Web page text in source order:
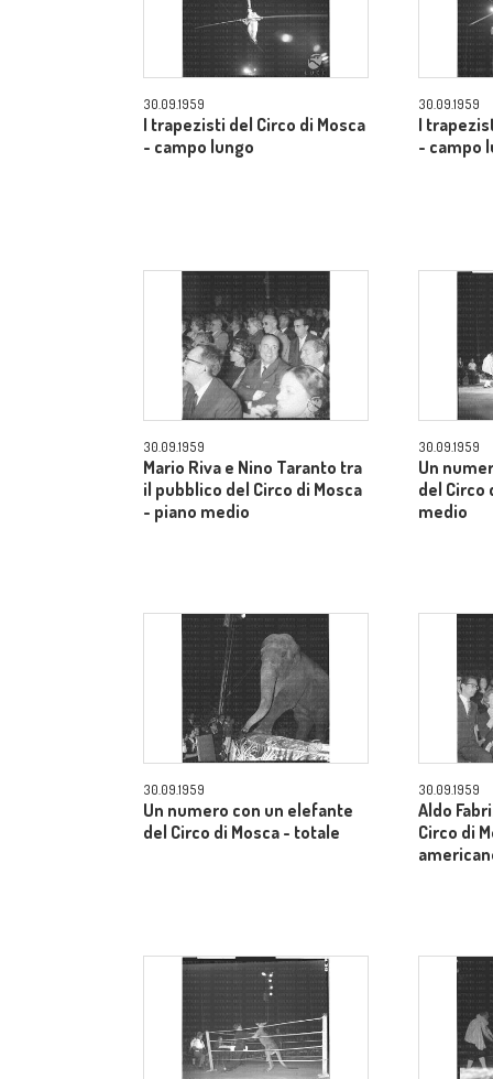
30.09.1959
I trapezisti del Circo di Mosca
- campo lungo
30.09.1959
I
- campo
30.09.1959
Mario Riva e Nino Taranto tra
il pubblico del Circo di Mosca
- piano medio
30.09.1959
Un
del Circo
medio
30.09.1959
Un numero con un elefante
del Circo di Mosca - totale
30.09.1959
Aldo
Circo di